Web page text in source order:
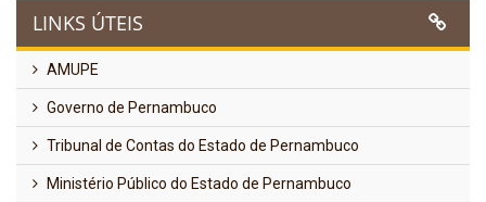
LINKS ÚTEIS
AMUPE
Governo de Pernambuco
Tribunal de Contas do Estado de Pernambuco
Ministério Público do Estado de Pernambuco